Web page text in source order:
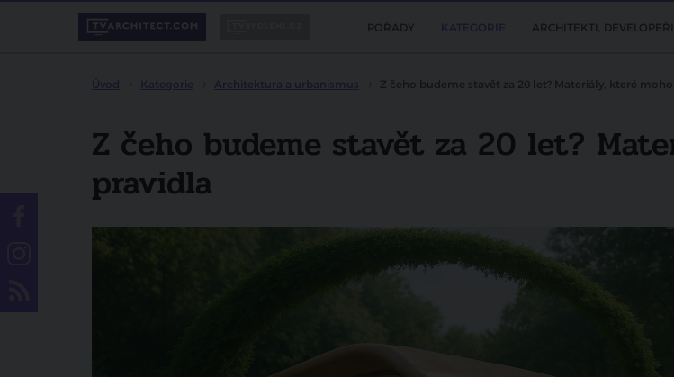
POŘADY ARCHITEKTI,
Z čeho budeme stavět za 20 let? Materiály, které
Z čeho budeme stavět za 20 let?
pravidla